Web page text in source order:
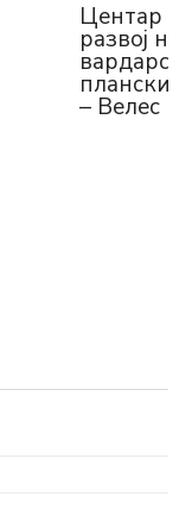
Центар за
развој на
– Велес